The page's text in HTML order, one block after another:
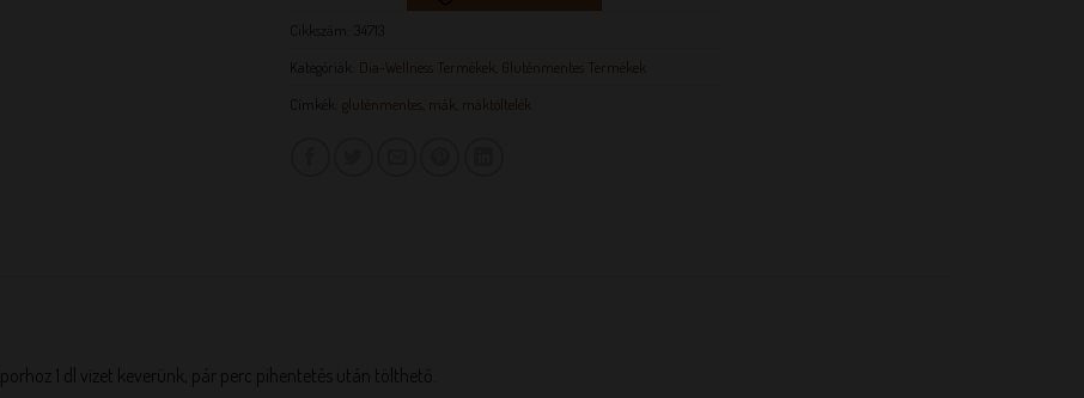
Cikkszám:
34713
Dia-Wellness Termékek Gluténmentes Termékek
Címkék:
gluténmentes, mák máktöltelék
1 dl vizet keverünk, pár perc pihentetés után tölthető.